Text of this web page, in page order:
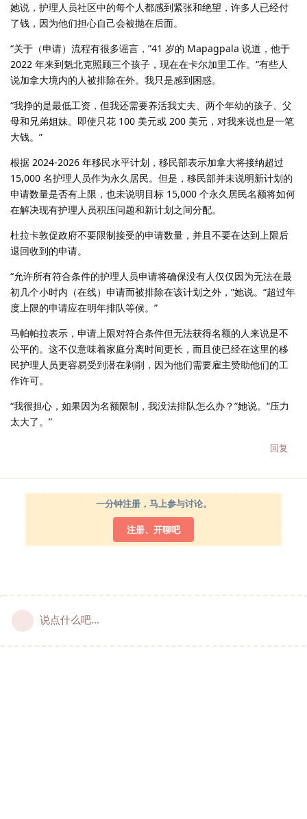
她说，护理人员社区中的每个人都感到紧张和绝望，许多人已经付
了钱，因为他们担心自己会被抛在后面。
“关于（申请）流程有很多谣言，”41 岁的 Mapagpala 说道，他于
2022 年来到魁北克照顾三个孩子，现在在卡尔加里工作。“有些人
说加拿大境内的人被排除在外。我只是感到困惑。
“我挣的是最低工资，但我还需要养活我丈夫、两个年幼的孩子、父
母和兄弟姐妹。即使只花 100 美元或 200 美元，对我来说也是一笔
大钱。”
根据 2024-2026 年移民水平计划，移民部表示加拿大将接纳超过
15,000 名护理人员作为永久居民。但是，移民部并未说明新计划的
申请数量是否有上限，也未说明目标 15,000 个永久居民名额将如何
在解决现有护理人员积压问题和新计划之间分配。
杜拉卡敦促政府不要限制接受的申请数量，并且不要在达到上限后
退回收到的申请。
“允许所有符合条件的护理人员申请将确保没有人仅仅因为无法在最
初几个小时内（在线）申请而被排除在该计划之外，”她说。“超过年
度上限的申请应在明年排队等候。”
马帕帕拉表示，申请上限对符合条件但无法获得名额的人来说是不
公平的。这不仅意味着家庭分离时间更长，而且使已经在这里的移
民护理人员更容易受到潜在剥削，因为他们需要雇主赞助他们的工
作许可。
“我很担心，如果因为名额限制，我没法排队怎么办？”她说。“压力
太大了。”
回复
一分钟注册，马上参与讨论。
注册、开聊吧
说点什么吧...